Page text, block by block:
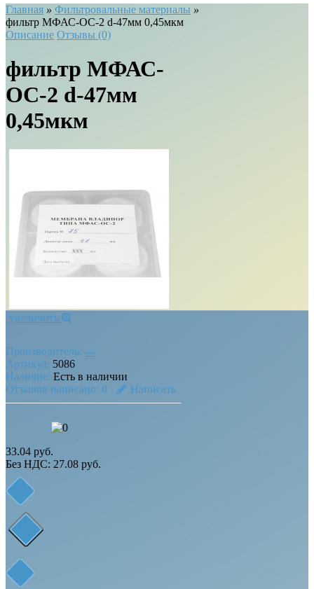
Главная » Фильтровальные материалы »
фильтр МФАС-ОС-2 d-47мм 0,45мкм
Описание Отзывы (0)
фильтр МФАС-
ОС-2 d-47мм
0,45мкм
увеличить
Производитель: ---
Артикул: 5086
Наличие: Есть в наличии
Отзывов написано: 0 Написать
33.04 руб.
Без НДС: 27.08 руб.